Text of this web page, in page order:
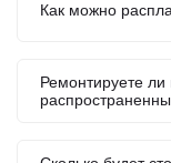
Как можно
Ремонтируете